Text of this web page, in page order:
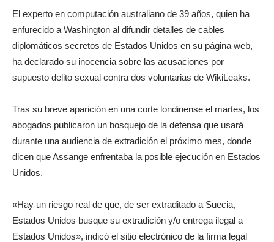
El experto en computación australiano de 39 años, quien ha
enfurecido a Washington al difundir detalles de cables
diplomáticos secretos de Estados Unidos en su página web,
ha declarado su inocencia sobre las acusaciones por
supuesto delito sexual contra dos voluntarias de WikiLeaks.
Tras su breve aparición en una corte londinense el martes, los
abogados publicaron un bosquejo de la defensa que usará
durante una audiencia de extradición el próximo mes, donde
dicen que Assange enfrentaba la posible ejecución en Estados
Unidos.
«Hay un riesgo real de que, de ser extraditado a Suecia,
Estados Unidos busque su extradición y/o entrega ilegal a
Estados Unidos», indicó el sitio electrónico de la firma legal